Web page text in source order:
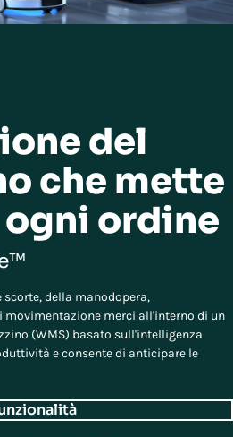
del
che mette
ordine
della manodopera,
movimentazione merci all'interno di un
(WMS) basato sull'intelligenza
e consente di anticipare le